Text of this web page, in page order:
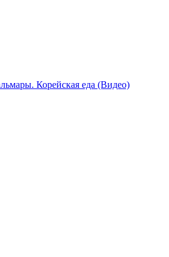
Корейская еда (Видео)